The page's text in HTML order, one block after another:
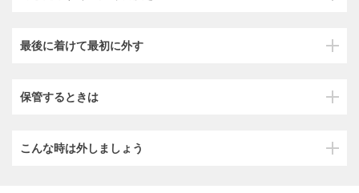
最後に着けて最初に外す
保管するときは
こんな時は外しましょう